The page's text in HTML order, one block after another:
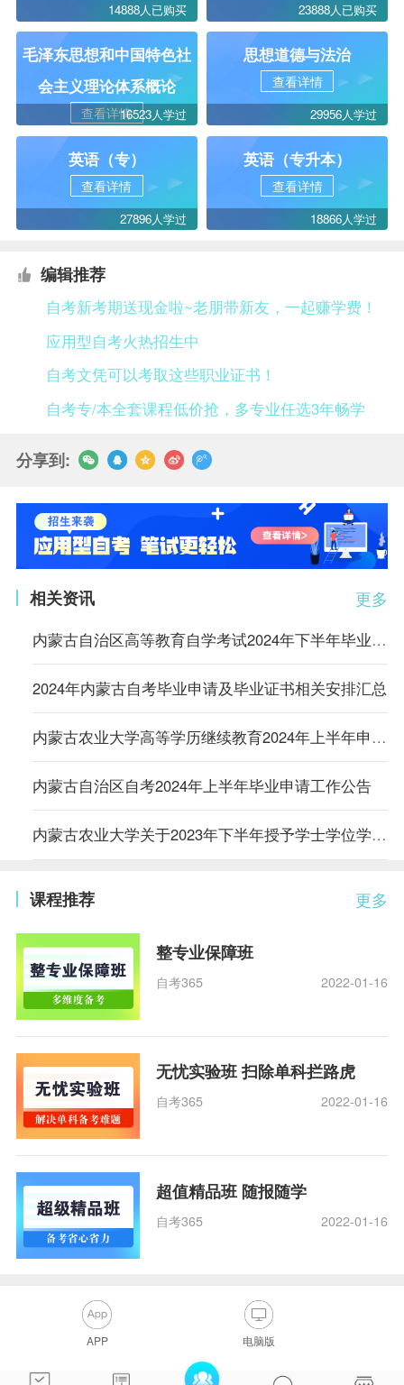
14888人已购买 23888人已购买
毛泽东思想和中国特色社
会主义理论体系概论
查看详情16523人学过
思想道德与法治
查看详情
29956人学过
英语（专）
查看详情
27896人学过
英语（专升本）
查看详情
18866人学过
编辑推荐
自考新考期送现金啦~老朋带新友，一起赚学费！
应用型自考火热招生中
自考文凭可以考取这些职业证书！
自考专/本全套课程低价抢，多专业任选3年畅学
分享到:
更多
相关资讯
内蒙古自治区高等教育自学考试2024年下半年毕业申请工作公告
2024年内蒙古自考毕业申请及毕业证书相关安排汇总
内蒙古农业大学高等学历继续教育2024年上半年申请学士学位的通知
内蒙古自治区自考2024年上半年毕业申请工作公告
内蒙古农业大学关于2023年下半年授予学士学位学生证书领取通知
更多
课程推荐
整专业保障班
自考365 2022-01-16
无忧实验班 扫除单科拦路虎
自考365 2022-01-16
超值精品班 随报随学
自考365 2022-01-16
APP 电脑版